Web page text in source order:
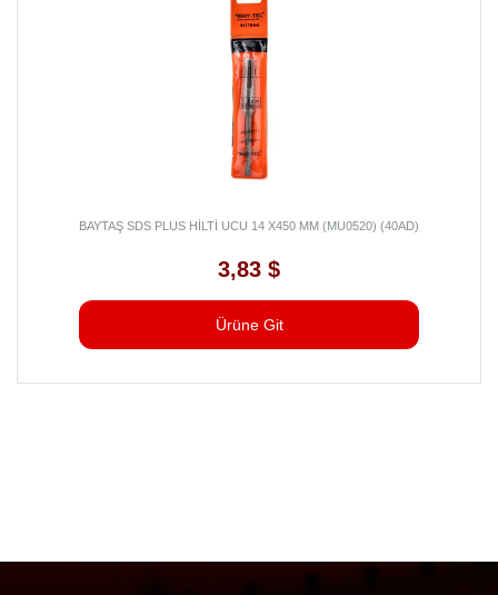
BAYTAŞ SDS PLUS HİLTİ UCU 14 X450 MM (MU0520) (40AD)
3,83 $
Ürüne Git